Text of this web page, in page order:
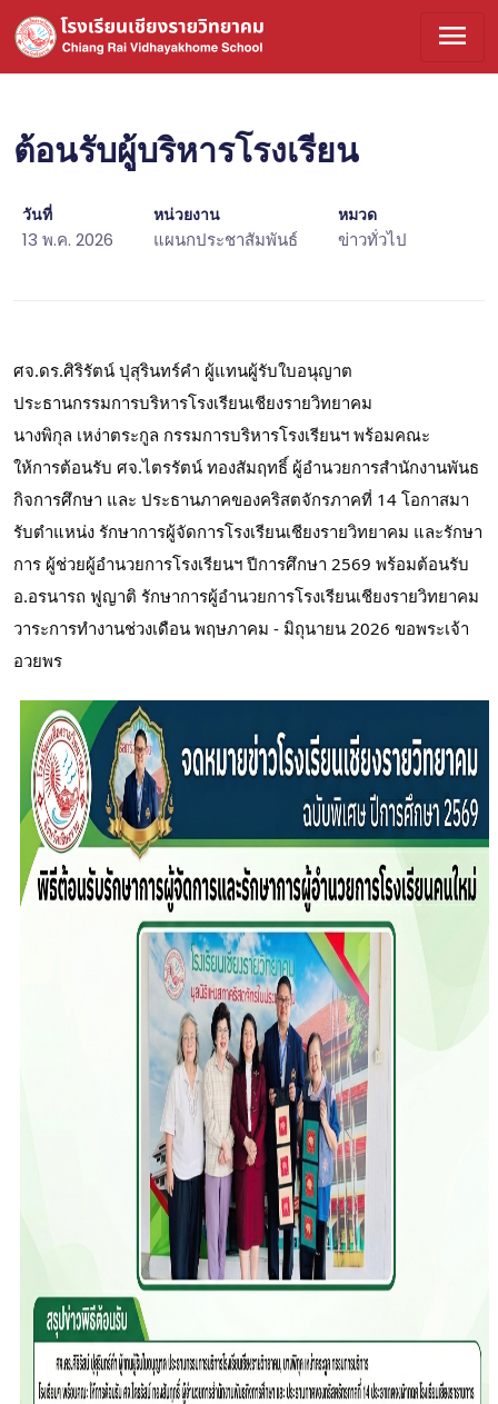
menu
ต้อนรับผู้บริหารโรงเรียน
วันที่
13 พ.ค. 2026
หน่วยงาน
แผนกประชาสัมพันธ์
หมวด
ข่าวทั่วไป
ศจ.ดร.ศิริรัตน์ ปุสุรินทร์คำ ผู้แทนผู้รับใบอนุญาต
ประธานกรรมการบริหารโรงเรียนเชียงรายวิทยาคม
นางพิกุล เหง่าตระกูล กรรมการบริหารโรงเรียนฯ พร้อมคณะ
ให้การต้อนรับ ศจ.ไตรรัตน์ ทองสัมฤทธิ์ ผู้อำนวยการสำนักงานพันธ
กิจการศึกษา และ ประธานภาคของคริสตจักรภาคที่ 14 โอกาสมา
รับตำแหน่ง รักษาการผู้จัดการโรงเรียนเชียงรายวิทยาคม และรักษา
การ ผู้ช่วยผู้อำนวยการโรงเรียนฯ ปีการศึกษา 2569 พร้อมต้อนรับ
อ.อรนารถ ฟูญาติ รักษาการผู้อำนวยการโรงเรียนเชียงรายวิทยาคม
วาระการทำงานช่วงเดือน พฤษภาคม - มิถุนายน 2026 ขอพระเจ้า
อวยพร